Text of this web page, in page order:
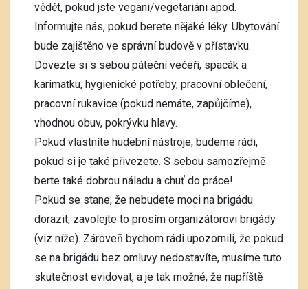
vědět, pokud jste vegani/vegetariáni apod.
Informujte nás, pokud berete nějaké léky. Ubytování
bude zajištěno ve správní budově v přístavku.
Dovezte si s sebou páteční večeři, spacák a
karimatku, hygienické potřeby, pracovní oblečení,
pracovní rukavice (pokud nemáte, zapůjčíme),
vhodnou obuv, pokrývku hlavy.
Pokud vlastníte hudební nástroje, budeme rádi,
pokud si je také přivezete. S sebou samozřejmě
berte také dobrou náladu a chuť do práce!
Pokud se stane, že nebudete moci na brigádu
dorazit, zavolejte to prosím organizátorovi brigády
(viz níže). Zároveň bychom rádi upozornili, že pokud
se na brigádu bez omluvy nedostavíte, musíme tuto
skutečnost evidovat, a je tak možné, že napříště